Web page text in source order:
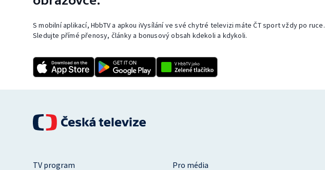
S mobilní aplikací, HbbTV a apkou iVysílání ve své chytré televizi máte ČT sport vždy po ruce.
Sledujte přímé přenosy, články a bonusový obsah kdekoli a kdykoli.
TV program Pro média